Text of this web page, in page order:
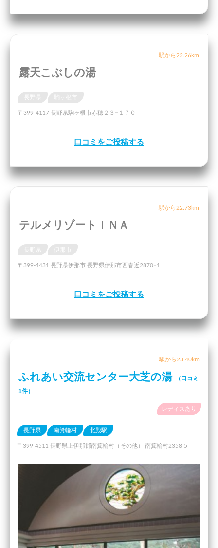
駅から22.26km
露天こぶしの湯
〒399-4117 長野県駒ヶ根市赤穂２３−１７０
口コミをご投稿する
駅から22.73km
テルメリゾートＩＮＡ
〒399-4431 長野県伊那市 長野県伊那市西春近2870−1
口コミをご投稿する
駅から23.40km
ふれあい交流センター大芝の湯
（口コミ
1件）
レディスあり
長野県 南箕輪村 北殿駅
〒399-4511 長野県上伊那郡南箕輪村（その他） 南箕輪村2358-5